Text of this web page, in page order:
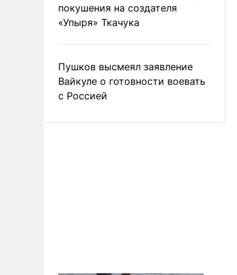
покушения на создателя
«Упыря» Ткачука
Пушков высмеял заявление
Вайкуле о готовности воевать
с Россией